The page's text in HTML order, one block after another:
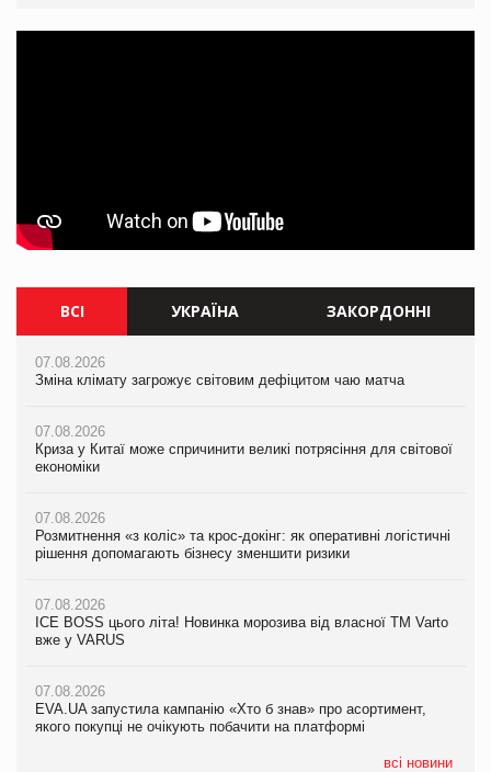
ВСІ УКРАЇНА ЗАКОРДОННІ
07.08.2026
Зміна клімату загрожує світовим дефіцитом чаю матча
07.08.2026
Криза у Китаї може спричинити великі потрясіння для світової
економіки
07.08.2026
Розмитнення «з коліс» та крос-докінг: як оперативні логістичні
рішення допомагають бізнесу зменшити ризики
07.08.2026
ICE BOSS цього літа! Новинка морозива від власної ТМ Varto
вже у VARUS
07.08.2026
EVA.UA запустила кампанію «Хто б знав» про асортимент,
якого покупці не очікують побачити на платформі
всі новини
07.08.2026
Зміна клімату загрожує світовим дефіцитом чаю матча
07.08.2026
Криза у Китаї може спричинити великі потрясіння для світової
економіки
07.08.2026
Розмитнення «з коліс» та крос-докінг: як оперативні логістичні
рішення допомагають бізнесу зменшити ризики
07.08.2026
ICE BOSS цього літа! Новинка морозива від власної ТМ Varto
вже у VARUS
07.08.2026
EVA.UA запустила кампанію «Хто б знав» про асортимент,
якого покупці не очікують побачити на платформі
07.08.2026
Зміна клімату загрожує світовим дефіцитом чаю матча
07.08.2026
Криза у Китаї може спричинити великі потрясіння для світової
економіки
07.08.2026
Kraft Heinz скоротила збиток у першому півріччі
Продажі Hugo Boss впали на 9%